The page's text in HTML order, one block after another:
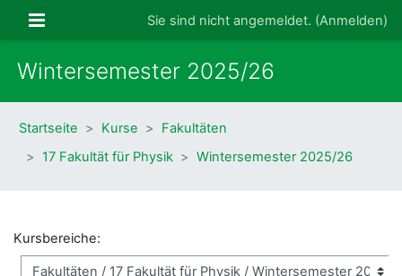
Website-ÜbersichtSie sind nicht angemeldet. (Anmelden)
Wintersemester 2025/26
Startseite Kurse
Fakultäten
17 Fakultät für Physik
Wintersemester 2025/26
Kursbereiche: